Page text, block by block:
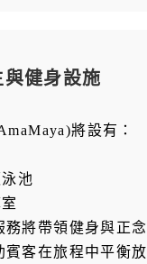
健身設施
將設有：
池
務將帶領健身與正念
賓客在旅程中平衡放